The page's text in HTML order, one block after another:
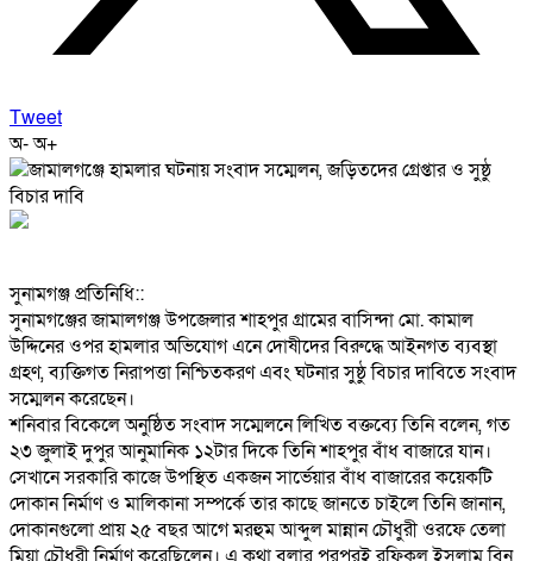
Tweet
অ-অ+
‎সুনামগঞ্জ প্রতিনিধি::
‎সুনামগঞ্জের জামালগঞ্জ উপজেলার শাহপুর গ্রামের বাসিন্দা মো. কামাল
উদ্দিনের ওপর হামলার অভিযোগ এনে দোষীদের বিরুদ্ধে আইনগত ব্যবস্থা
গ্রহণ, ব্যক্তিগত নিরাপত্তা নিশ্চিতকরণ এবং ঘটনার সুষ্ঠু বিচার দাবিতে সংবাদ
সম্মেলন করেছেন।
‎শনিবার বিকেলে অনুষ্ঠিত সংবাদ সম্মেলনে লিখিত বক্তব্যে তিনি বলেন, গত
২৩ জুলাই দুপুর আনুমানিক ১২টার দিকে তিনি শাহপুর বাঁধ বাজারে যান।
সেখানে সরকারি কাজে উপস্থিত একজন সার্ভেয়ার বাঁধ বাজারের কয়েকটি
দোকান নির্মাণ ও মালিকানা সম্পর্কে তার কাছে জানতে চাইলে তিনি জানান,
দোকানগুলো প্রায় ২৫ বছর আগে মরহুম আব্দুল মান্নান চৌধুরী ওরফে তেলা